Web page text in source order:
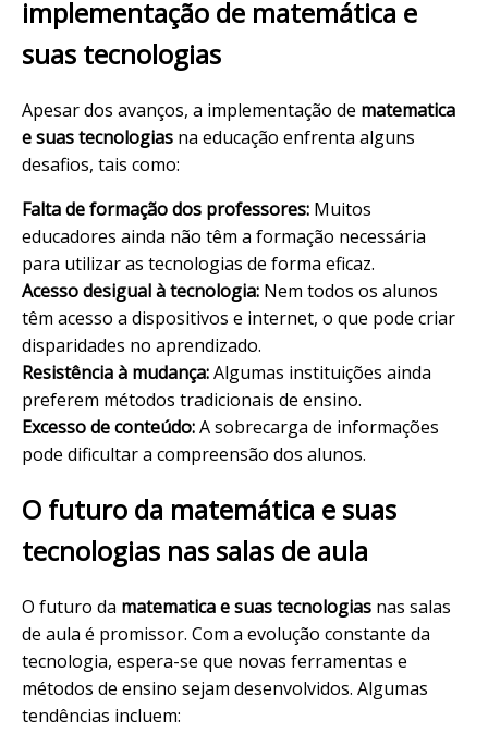
implementação de matemática e
suas tecnologias
Apesar dos avanços, a implementação de matematica
e suas tecnologias na educação enfrenta alguns
desafios, tais como:
Falta de formação dos professores: Muitos
educadores ainda não têm a formação necessária
para utilizar as tecnologias de forma eficaz.
Acesso desigual à tecnologia: Nem todos os alunos
têm acesso a dispositivos e internet, o que pode criar
disparidades no aprendizado.
Resistência à mudança:Algumas instituições ainda
preferem métodos tradicionais de ensino.
Excesso de conteúdo:A sobrecarga de informações
pode dificultar a compreensão dos alunos.
O futuro da matemática e suas
tecnologias nas salas de aula
O futuro da matematica e suas tecnologias nas salas
de aula é promissor. Com a evolução constante da
tecnologia, espera-se que novas ferramentas e
métodos de ensino sejam desenvolvidos. Algumas
tendências incluem: